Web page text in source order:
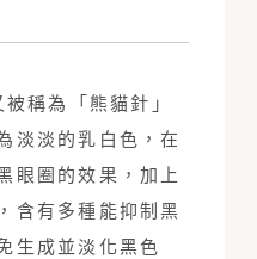
稱為「熊貓針」
淡淡的乳白色，在
眼圈的效果，加上
含有多種能抑制黑
生成並淡化黑色